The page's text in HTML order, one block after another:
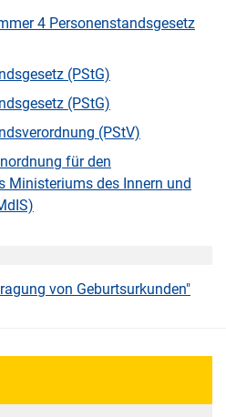
4 Personenstandsgesetz
(PStG)
(PStG)
(PStV)
für den
Ministeriums des Innern und
von Geburtsurkunden"